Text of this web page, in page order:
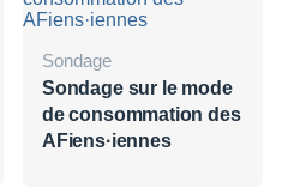
Sondage
Sondage sur le mode
de consommation des
AFiens·iennes